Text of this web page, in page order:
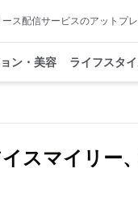
ス配信サービスのアットプ
ン・美容 ライフスタ
スマイリー